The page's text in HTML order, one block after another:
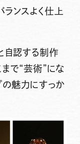
ランスよく仕上
自認する制作
まで“芸術”にな
の魅力にすっか